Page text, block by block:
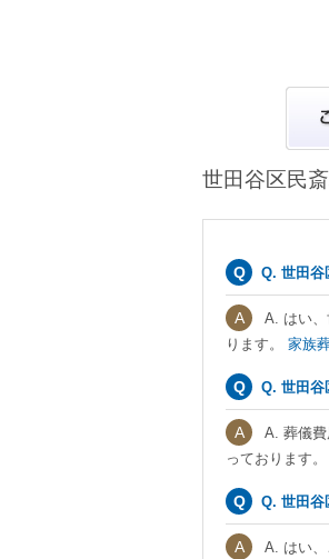
世田谷区民
Q. 世田谷
A. はい
ります。 家族
Q. 世田谷
A. 葬儀
っております。
Q. 世田谷
A. はい